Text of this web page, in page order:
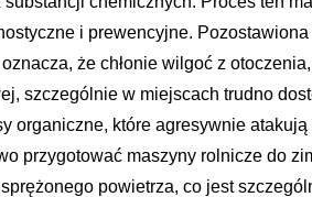
i prewencyjne.
że chłonie wilgoć z
szczególnie w miejscach trudno
organiczne, które agresywnie
przygotować maszyny rolnicze do
powietrza, co jest